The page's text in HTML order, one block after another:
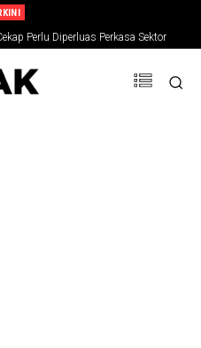
Perlu Diperluas Perkasa Sektor